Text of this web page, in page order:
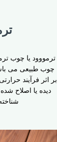
ترمووود یا چوب
چوب طبیعی می
بر اثر فرآیند
دیده یا اصلاح